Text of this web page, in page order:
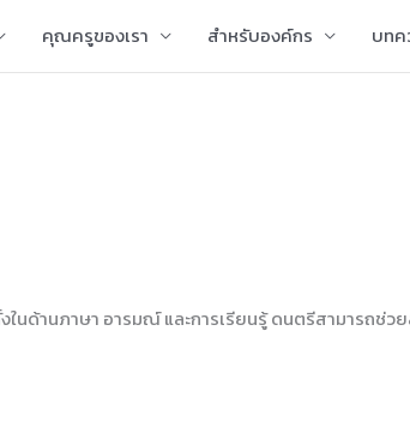
คุณครูของเรา สำหรับองค์กร บทค
นด้านภาษา อารมณ์ และการเรียนรู้ ดนตรีสามารถช่